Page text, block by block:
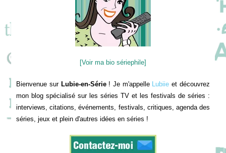
[Voir ma bio sériephile]
Bienvenue sur Lubie-en-Série! Je m'appelle Lubiie et découvrez
mon blog spécialisé sur les séries TV et les festivals de séries :
interviews, citations, événements, festivals, critiques, agenda des
séries, jeux et plein d'autres idées en séries !